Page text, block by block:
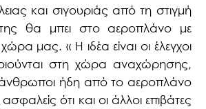
και σιγουριάς από τη στιγμή
θα μπει στο αεροπλάνο με
μας. « Η ιδέα είναι οι έλεγχοι
στη χώρα αναχώρησης,
ήδη από το αεροπλάνο
ότι και οι άλλοι επιβάτες